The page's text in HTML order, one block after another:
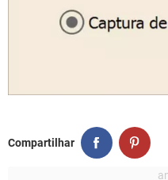
Compartilhar